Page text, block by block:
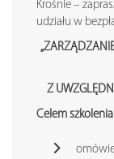
Krośnie –
udziału w
Z
Celem